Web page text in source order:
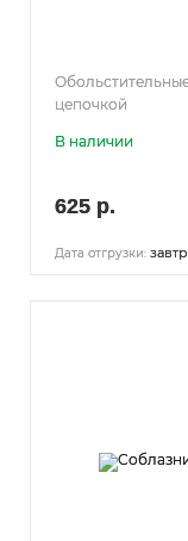
цепочкой
В наличии
625 р.
Дата отгрузки: